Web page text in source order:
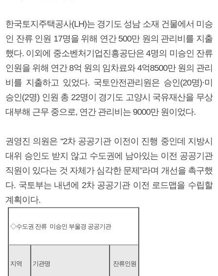
한국토지주택공사(LH)는 경기도 성남 소재 건물에서 미승
인 잔류 인원 17명을 위해 연간 500만 원의 관리비를 지출
했다. 이외에 중소벤처기업진흥공단은 4명의 미승인 잔류
인원을 위해 연간 8억 원의 임차료와 4억8500만 원의 관리
비를 지출하고 있었다. 국토안전관리원은 승인(20명)·미
승인(2명) 인원 총 22명이 경기도 고양시 국유재산을 무상
대부해 근무 중으로, 연간 관리비는 9000만 원이었다.
권영진 의원은 “2차 공공기관 이전이 진행 중인데 지방시
대위 승인도 받지 않고 수도권에 남아있는 이전 공공기관
직원이 있다는 것 자체가 심각한 문제”라며 개선을 촉구했
다. 국토부는 내년에 2차 공공기관 이전 로드맵을 수립할
계획이다.
◇수도권 잔류 미승인 부울경 공공기관
지역 기관명 잔류인원